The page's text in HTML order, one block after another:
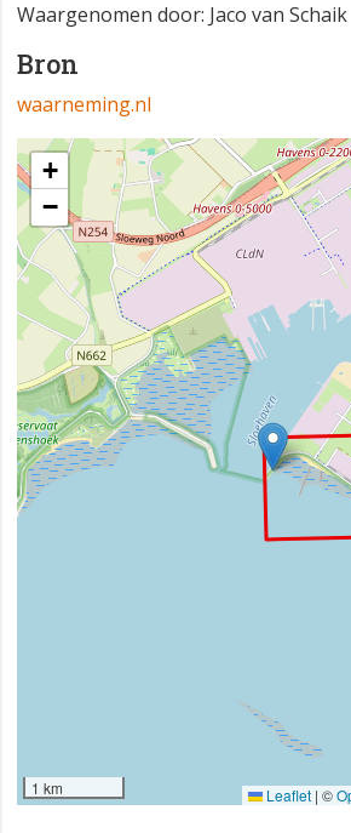
Waargenomen door: Jaco van Schaik
Bron
waarneming.nl
+
−
1 km Leaflet | ©